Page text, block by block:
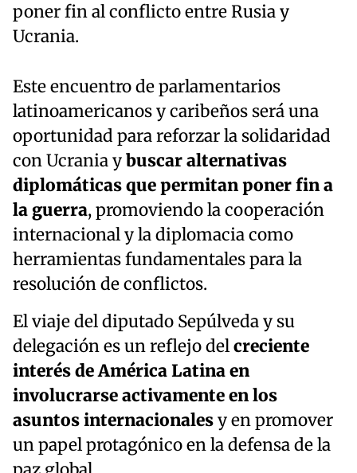
poner fin al conflicto entre Rusia y
Ucrania.
Este encuentro de parlamentarios
latinoamericanos y caribeños será una
oportunidad para reforzar la solidaridad
con Ucrania ybuscar alternativas
diplomáticas que permitan poner fin a
la guerra, promoviendo la cooperación
internacional y la diplomacia como
herramientas fundamentales para la
resolución de conflictos.
El viaje del diputado Sepúlveda y su
delegación es un reflejo delcreciente
interés de América Latina en
involucrarse activamente en los
asuntos internacionalesy en promover
un papel protagónico en la defensa de la